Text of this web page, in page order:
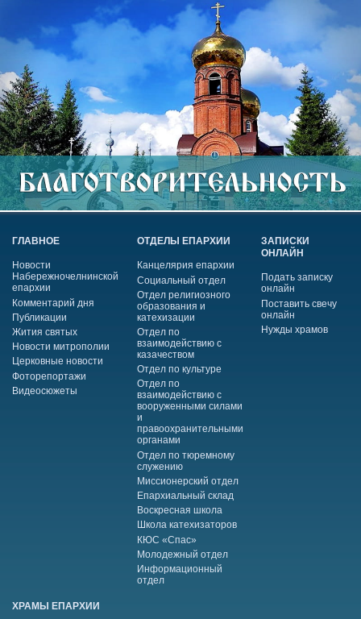
ГЛАВНОЕ
Новости
Набережночелнинской
епархии
Комментарий дня
Публикации
Жития святых
Новости митрополии
Церковные новости
Фоторепортажи
Видеосюжеты
ОТДЕЛЫ ЕПАРХИИ
Канцелярия епархии
Социальный отдел
Отдел религиозного
образования и
катехизации
Отдел по
взаимодействию с
казачеством
Отдел по культуре
Отдел по
взаимодействию с
вооруженными силами
и
правоохранительными
органами
Отдел по тюремному
служению
Миссионерский отдел
Епархиальный склад
Воскресная школа
Школа катехизаторов
КЮС «Спас»
Молодежный отдел
Информационный
отдел
ЗАПИСКИ
ОНЛАЙН
Подать записку
онлайн
Поставить свечу
онлайн
Нужды храмов
ХРАМЫ ЕПАРХИИ